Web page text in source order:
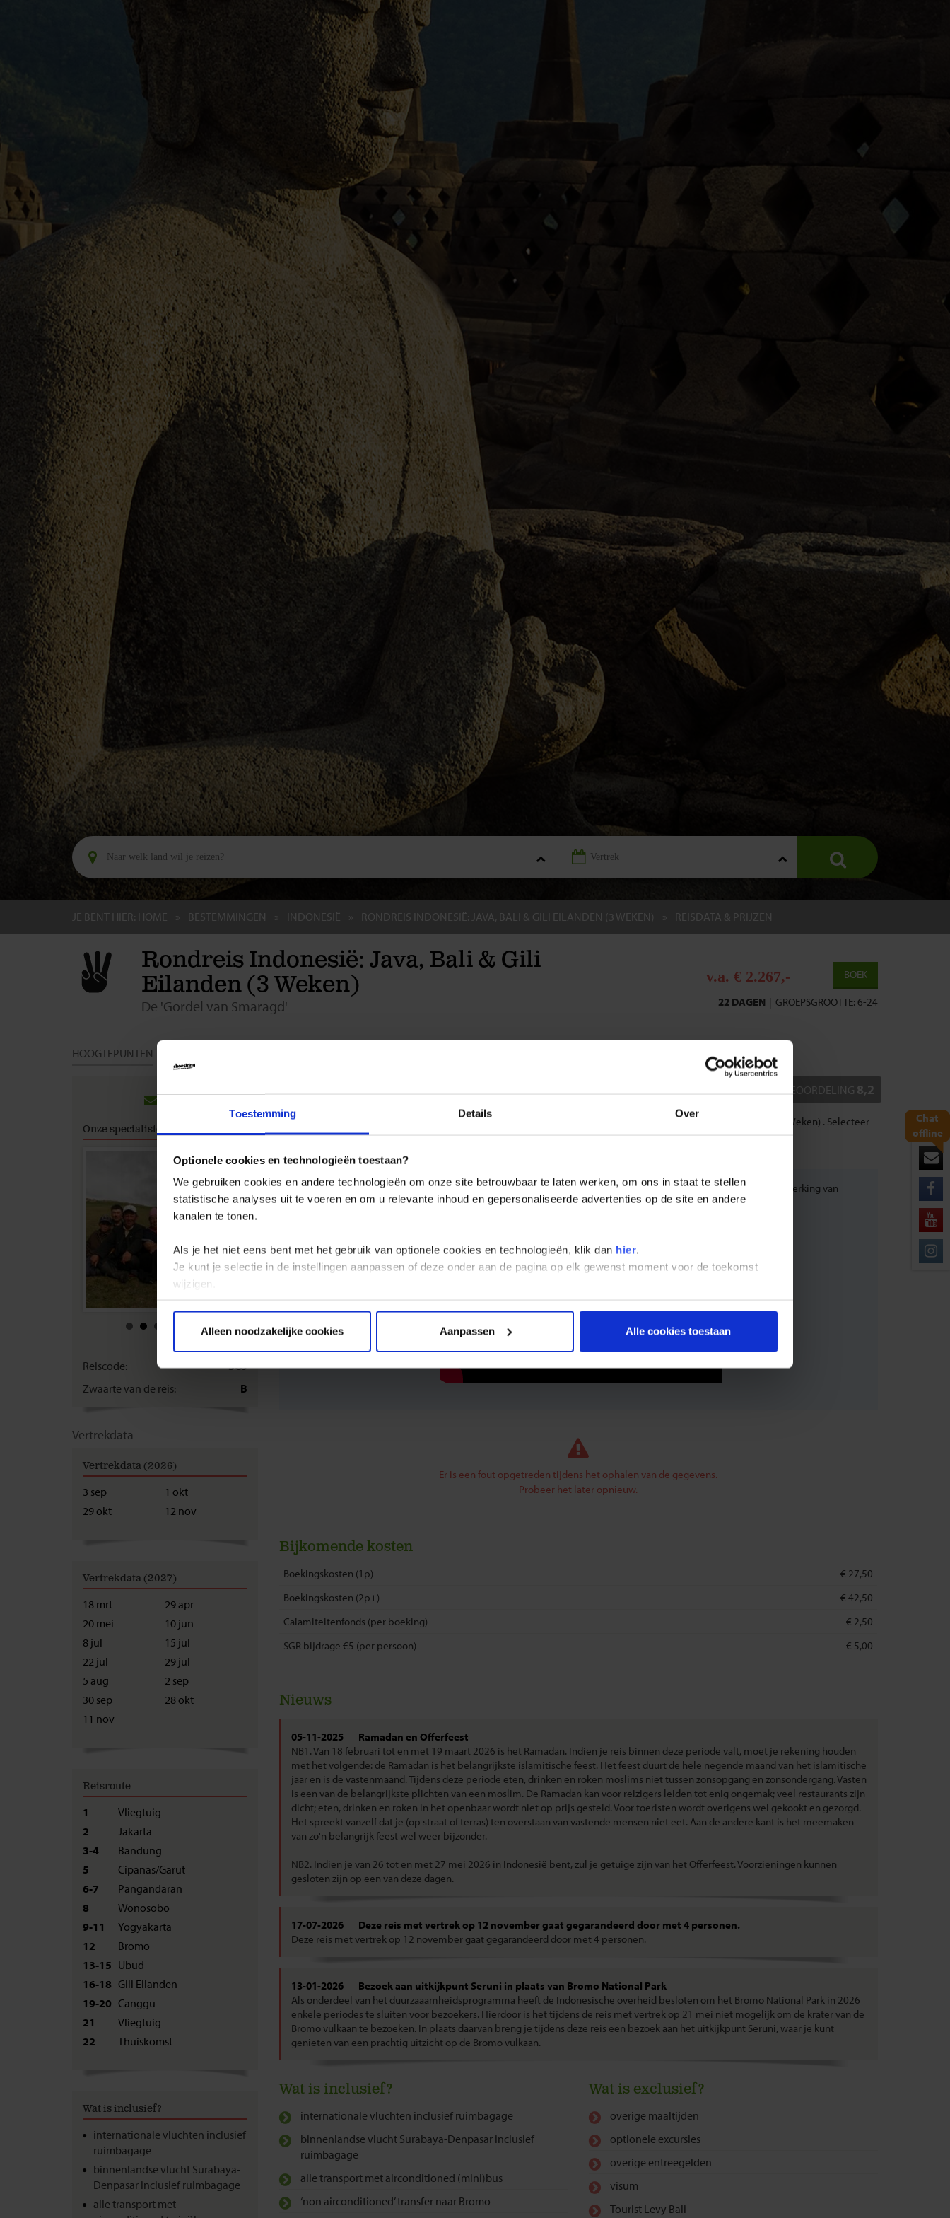
Toestemming Details Over
Optionele cookies en technologieën toestaan?
We gebruiken cookies en andere technologieën om onze site betrouwbaar te laten werken, om ons in staat te stellen
statistische analyses uit te voeren en om u relevante inhoud en gepersonaliseerde advertenties op de site en andere
kanalen te tonen.
Als je het niet eens bent met het gebruik van optionele cookies en technologieën, klik dan hier.
Je kunt je selectie in de instellingen aanpassen of deze onder aan de pagina op elk gewenst moment voor de toekomst
wijzigen.
Alleen noodzakelijke cookies
Aanpassen Alle cookies toestaan
Chat
offline
JE BENT HIER: HOME BESTEMMINGEN INDONESIË RONDREIS INDONESIË: JAVA, BALI & GILI EILANDEN (3 WEKEN) REISDATA & PRIJZEN
Rondreis Indonesië: Java, Bali & Gili
Eilanden (3 Weken)
De 'Gordel van Smaragd'
BOEK
v.a. € 2.267,-
GROEPSGROOTTE: 6-24
|
22 DAGEN
HOOGTEPUNTEN FAQ
Onze specialisten
Reiscode:
SOJ
Zwaarte van de reis:
B
Vertrekdata
Vertrekdata (2026)
3 sep
1 okt
29 okt
12 nov
Vertrekdata (2027)
18 mrt
29 apr
20 mei
10 jun
8 jul
15 jul
22 jul
29 jul
5 aug
2 sep
30 sep
28 okt
11 nov
Reisroute
1
Vliegtuig
2
Jakarta
3-4
Bandung
5
Cipanas/Garut
6-7
Pangandaran
8
Wonosobo
9-11
Yogyakarta
12
Bromo
13-15 Ubud
16-18 Gili Eilanden
19-20 Canggu
21
Vliegtuig
22
Thuiskomst
Wat is inclusief?
internationale vluchten inclusief
ruimbagage
binnenlandse vlucht Surabaya-
Denpasar inclusief ruimbagage
alle transport met
Hieronder vind je een overzicht met de reisdata en prijzen van deze Rondreis Indonesië: Java, Bali & Gili Eilanden (3 Weken) . Selecteer
jouw ideale vertrekdatum en vraag jouw reis aan.
Antwoorden op de meest gestelde vragen over ons beleid rondom vluchten plus een heldere uitleg over de werking van
onze vluchtmodule vind jehier.
BEOORDELING 8,2
Er is een fout opgetreden tijdens het ophalen van de gegevens.
Probeer het later opnieuw.
Bijkomende kosten
Boekingskosten (1p)
€ 27,50
Boekingskosten (2p+)
€ 42,50
Calamiteitenfonds (per boeking)
€ 2,50
SGR bijdrage €5 (per persoon)
€ 5,00
Nieuws
05-11-2025
Ramadan en Offerfeest
NB1. Van 18 februari tot en met 19 maart 2026 is het Ramadan. Indien je reis binnen deze periode valt, moet je rekening houden
met het volgende: de Ramadan is het belangrijkste islamitische feest. Het feest duurt de hele negende maand van het islamitische
jaar en is de vastenmaand. Tijdens deze periode eten, drinken en roken moslims niet tussen zonsopgang en zonsondergang. Vasten
is een van de belangrijkste plichten van een moslim. De Ramadan kan voor reizigers leiden tot enig ongemak; veel restaurants zijn
dicht; eten, drinken en roken in het openbaar wordt niet op prijs gesteld. Voor toeristen wordt overigens wel gekookt en gezorgd.
Het spreekt vanzelf dat je (op straat of terras) ten overstaan van vastende mensen niet eet. Aan de andere kant is het meemaken
van zo'n belangrijk feest wel weer bijzonder.
NB2. Indien je van 26 tot en met 27 mei 2026 in Indonesië bent, zul je getuige zijn van het Offerfeest. Voorzieningen kunnen
gesloten zijn op een van deze dagen.
17-07-2026
Deze reis met vertrek op 12 november gaat gegarandeerd door met 4 personen.
Deze reis met vertrek op 12 november gaat gegarandeerd door met 4 personen.
13-01-2026
Bezoek aan uitkijkpunt Seruni in plaats van Bromo National Park
Als onderdeel van het duurzaaamheidsprogramma heeft de Indonesische overheid besloten om het Bromo National Park in 2026
enkele periodes te sluiten voor bezoekers. Hierdoor is het tijdens de reis met vertrek op 21 mei niet mogelijk om de krater van de
Bromo vulkaan te bezoeken. In plaats daarvan breng je tijdens deze reis een bezoek aan het uitkijkpunt Seruni, waar je kunt
genieten van een prachtig uitzicht op de Bromo vulkaan.
Wat is inclusief?
internationale vluchten inclusief ruimbagage
binnenlandse vlucht Surabaya-Denpasar inclusief
ruimbagage
alle transport met airconditioned (mini)bus
‘non airconditioned’ transfer naar Bromo
Wat is exclusief?
overige maaltijden
optionele excursies
overige entreegelden
visum
Tourist Levy Bali